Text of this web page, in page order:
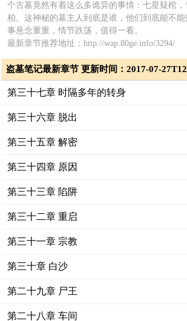
个古墓竟然有着这么多诡异的事情：七星疑棺
柏。这神秘的墓主人到底是谁，他们到底能不
事悬念重重，情节跌荡，值得一看。
最新章节推荐地址：http://wap.80ge.info/3294/
盗墓笔记最新章节 更新时间：2017-07-
第三十七章 时隔多年的转身
第三十六章 脱出
第三十五章 解密
第三十四章 原因
第三十三章 陷阱
第三十二章 重启
第三十一章 宗教
第三十章 白沙
第二十九章 尸王
第二十八章 车间